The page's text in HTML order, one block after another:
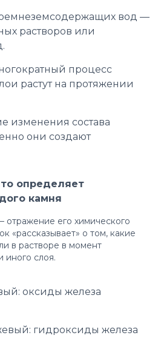
вод —
растворов или
процесс
растут на протяжении
изменения состава
они создают
определяет
камня
отражение его химического
«рассказывает» о том, какие
в растворе в момент
иного слоя.
оксиды железа
гидроксиды железа